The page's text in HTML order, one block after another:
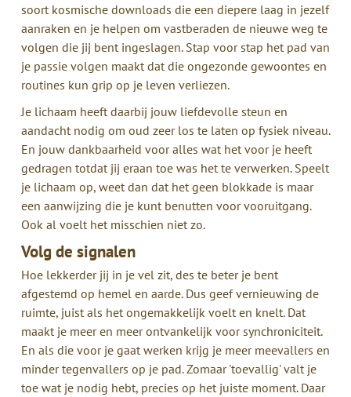
soort kosmische downloads die een diepere laag in jezelf
aanraken en je helpen om vastberaden de nieuwe weg te
volgen die jij bent ingeslagen. Stap voor stap het pad van
je passie volgen maakt dat die ongezonde gewoontes en
routines kun grip op je leven verliezen.
Je lichaam heeft daarbij jouw liefdevolle steun en
aandacht nodig om oud zeer los te laten op fysiek niveau.
En jouw dankbaarheid voor alles wat het voor je heeft
gedragen totdat jij eraan toe was het te verwerken. Speelt
je lichaam op, weet dan dat het geen blokkade is maar
een aanwijzing die je kunt benutten voor vooruitgang.
Ook al voelt het misschien niet zo.
Volg de signalen
Hoe lekkerder jij in je vel zit, des te beter je bent
afgestemd op hemel en aarde. Dus geef vernieuwing de
ruimte, juist als het ongemakkelijk voelt en knelt. Dat
maakt je meer en meer ontvankelijk voor synchroniciteit.
En als die voor je gaat werken krijg je meer meevallers en
minder tegenvallers op je pad. Zomaar 'toevallig' valt je
toe wat je nodig hebt, precies op het juiste moment. Daar